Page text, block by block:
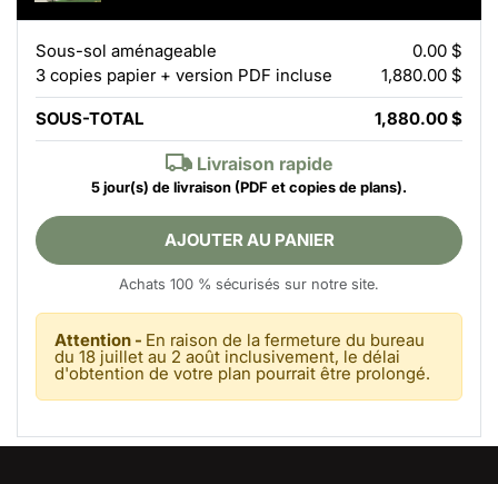
Sous-sol aménageable
0.00 $
3 copies papier + version PDF incluse
1,880.00 $
SOUS-TOTAL 1,880.00 $
Livraison rapide
5 jour(s) de livraison (PDF et copies de plans).
AJOUTER AU PANIER
Achats 100 % sécurisés sur notre site.
Attention - En raison de la fermeture du bureau
du 18 juillet au 2 août inclusivement, le délai
d'obtention de votre plan pourrait être prolongé.